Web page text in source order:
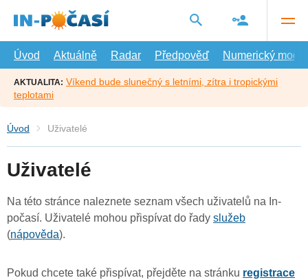
hlavní
Úvod
Aktuálně Radar Předpověď Numerický model
AKTUALITA: Víkend bude slunečný s letními, zítra i tropickými
teplotami
Úvod Uživatelé
Uživatelé
Na této stránce naleznete seznam všech uživatelů na In-
počasí. Uživatelé mohou přispívat do řady služeb
(nápověda).
Pokud chcete také přispívat, přejděte na stránku registrace